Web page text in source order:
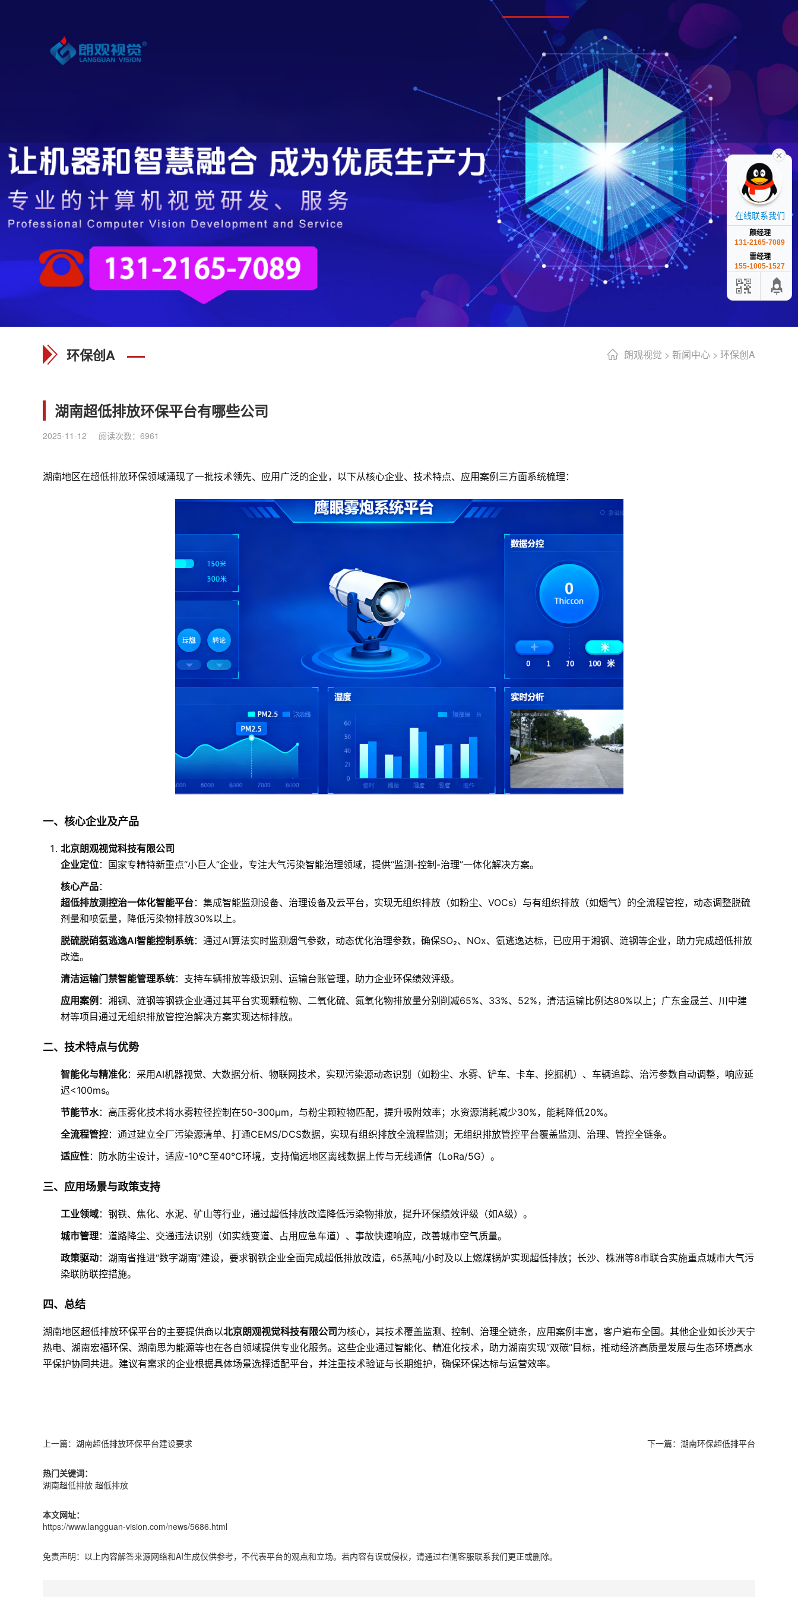
朗观视觉 > 新闻中心 > 环保创A
环保创A
湖南超低排放环保平台有哪些公司
2025-11-12 阅读次数： 6961
湖南地区在超低排放环保领域涌现了一批技术领先、应用广泛的企业，以下从核心企业、技术特点、应用案例三方面系统梳理：
一、核心企业及产品
北京朗观视觉科技有限公司
企业定位：国家专精特新重点“小巨人”企业，专注大气污染智能治理领域，提供“监测-控制-治理”一体化解决方案。
核心产品：
超低排放测控治一体化智能平台：集成智能监测设备、治理设备及云平台，实现无组织排放（如粉尘、VOCs）与有组织排放（如烟气）的全流程管控，动态调整脱硫
剂量和喷氨量，降低污染物排放30%以上。
脱硫脱硝氨逃逸AI智能控制系统：通过AI算法实时监测烟气参数，动态优化治理参数，确保SO₂、NOx、氨逃逸达标，已应用于湘钢、涟钢等企业，助力完成超低排放
改造。
清洁运输门禁智能管理系统：支持车辆排放等级识别、运输台账管理，助力企业环保绩效评级。
应用案例 ：湘钢、涟钢等钢铁企业通过其平台实现颗粒物、二氧化硫、氮氧化物排放量分别削减65%、33%、52%，清洁运输比例达80%以上；广东金晟兰、川中建
材等项目通过无组织排放管控治解决方案实现达标排放。
二、技术特点与优势
智能化与精准化：采用AI机器视觉、大数据分析、物联网技术，实现污染源动态识别（如粉尘、水雾、铲车、卡车、挖掘机）、车辆追踪、治污参数自动调整，响应延
迟<100ms。
节能节水：高压雾化技术将水雾粒径控制在50-300μm，与粉尘颗粒物匹配，提升吸附效率；水资源消耗减少30%，能耗降低20%。
全流程管控：通过建立全厂污染源清单、打通CEMS/DCS数据，实现有组织排放全流程监测；无组织排放管控平台覆盖监测、治理、管控全链条。
适应性：防水防尘设计，适应-10℃至40℃环境，支持偏远地区离线数据上传与无线通信（LoRa/5G）。
三、应用场景与政策支持
工业领域：钢铁、焦化、水泥、矿山等行业，通过超低排放改造降低污染物排放，提升环保绩效评级（如A级）。
城市管理：道路降尘、交通违法识别（如实线变道、占用应急车道）、事故快速响应，改善城市空气质量。
政策驱动：湖南省推进“数字湖南”建设，要求钢铁企业全面完成超低排放改造，65蒸吨/小时及以上燃煤锅炉实现超低排放；长沙、株洲等8市联合实施重点城市大气污
染联防联控措施。
四、总结
湖南地区超低排放环保平台的主要提供商以北京朗观视觉科技有限公司 为核心，其技术覆盖监测、控制、治理全链条，应用案例丰富，客户遍布全国。其他企业如长沙天宁
热电、湖南宏福环保、湖南思为能源等也在各自领域提供专业化服务。这些企业通过智能化、精准化技术，助力湖南实现“双碳”目标，推动经济高质量发展与生态环境高水
平保护协同共进。建议有需求的企业根据具体场景选择适配平台，并注重技术验证与长期维护，确保环保达标与运营效率。
上一篇： 湖南超低排放环保平台建设要求 下一篇： 湖南环保超低排平台
热门关键词：
湖南超低排放 超低排放
本文网址：
https://www.langguan-vision.com/news/5686.html
免责声明：以上内容解答来源网络和AI生成仅供参考，不代表平台的观点和立场。若内容有误或侵权，请通过右侧客服联系我们更正或删除。
在线联系我们
颜经理
131-2165-7089
雷经理
155-1005-1527